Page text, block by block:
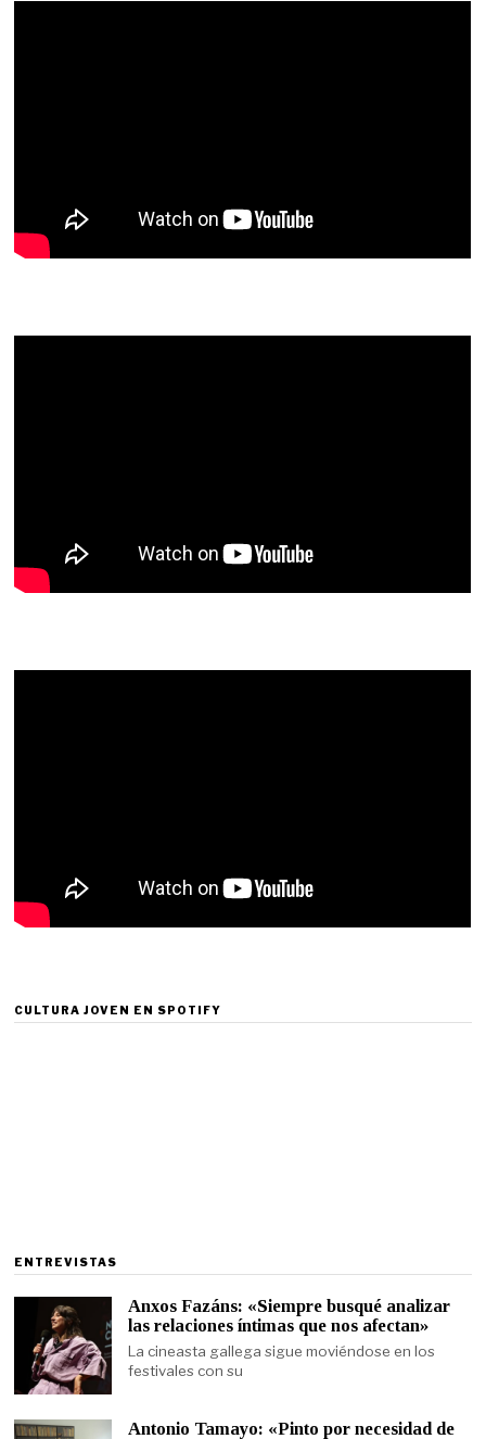
CULTURA JOVEN EN SPOTIFY
ENTREVISTAS
Anxos Fazáns: «Siempre busqué analizar
las relaciones íntimas que nos afectan»
La cineasta gallega sigue moviéndose en los
festivales con su
Antonio Tamayo: «Pinto por necesidad de